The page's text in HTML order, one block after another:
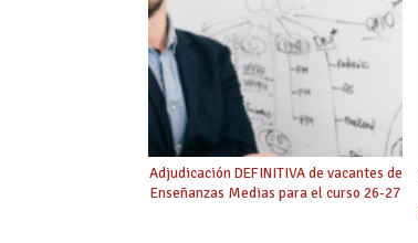
Adjudicación DEFINITIVA de vacantes de
Enseñanzas Medias para el curso 26-27